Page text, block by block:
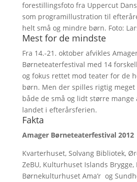
forestillingsfoto fra Uppercut
som programillustration til
helt små og mindre børn. Foto:
Mest for de mindste
Fra 14.-21. oktober afvikles
Børneteaterfestival med 14
og fokus rettet mod teater for de
børn. Men der spilles rigtig
både de små og lidt større mange
landet i efterårsferien.
Fakta
Amager Børneteaterfestival 2012
Kvarterhuset, Solvang Bibliotek,
ZeBU, Kulturhuset Islands
Børnekulturhuset Ama’r og